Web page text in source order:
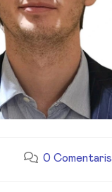
0 Comentaris